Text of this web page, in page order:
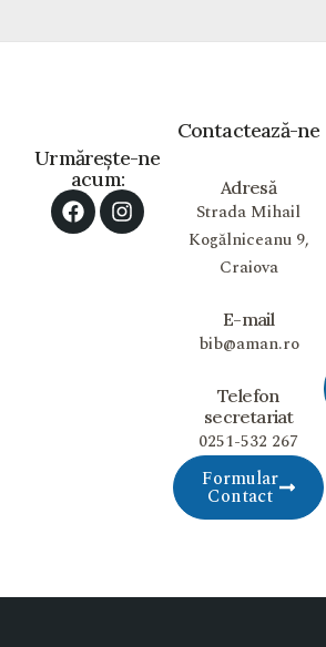
Contactează-ne
Adresă
Strada Mihail
Kogălniceanu 9,
Craiova
E-mail
bib@aman.ro
Telefon
secretariat
0251-532 267
Formular
Contact
Urmărește-ne
acum: